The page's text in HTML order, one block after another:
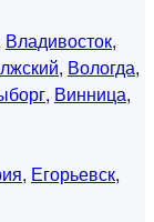
Владивосток,
, Вологда,
, Винница,
, Егорьевск,